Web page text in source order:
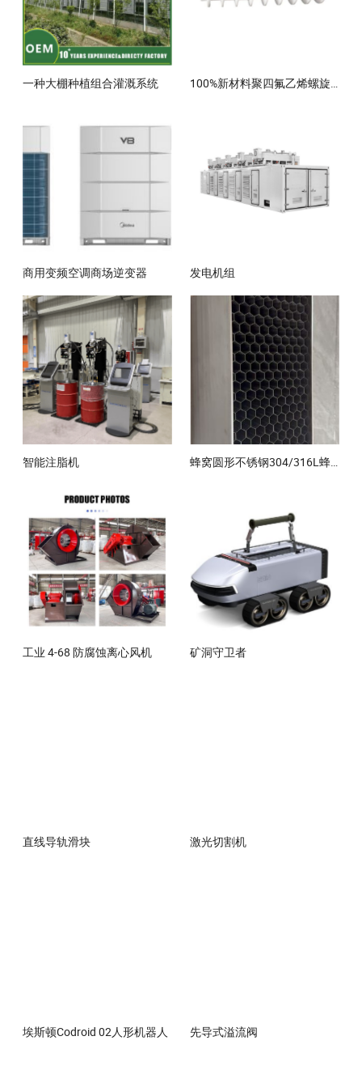
一种大棚种植组合灌溉系统
商用变频空调商场逆变器 发电机组
智能注脂机 蜂窝圆形不锈钢304/316L蜂窝风洞网
工业 4-68 防腐蚀离心风机 矿洞守卫者
直线导轨滑块 激光切割机
埃斯顿Codroid 02人形机器人 先导式溢流阀